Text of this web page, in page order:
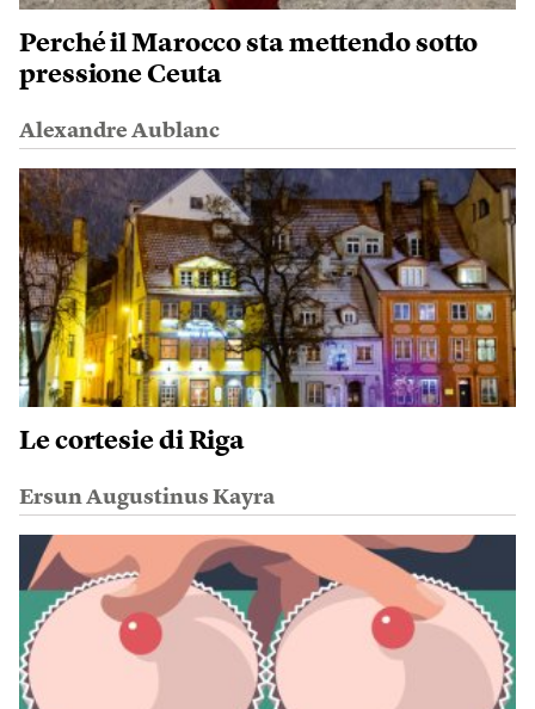
Perché il Marocco sta mettendo sotto
pressione Ceuta
Alexandre Aublanc
Le cortesie di Riga
Ersun Augustinus Kayra